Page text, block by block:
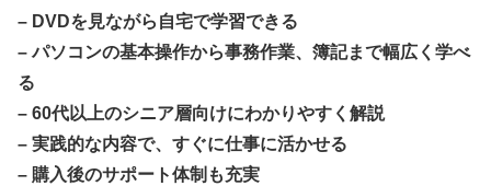
– DVDを見ながら自宅で学習できる
– パソコンの基本操作から事務作業、簿記まで幅広く学べ
る
– 60代以上のシニア層向けにわかりやすく解説
– 実践的な内容で、すぐに仕事に活かせる
– 購入後のサポート体制も充実